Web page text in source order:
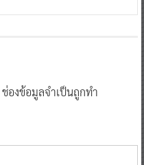
ช่องข้อมูลจำเป็นถูกทำ